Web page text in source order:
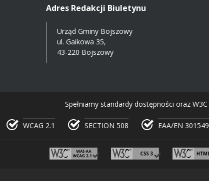
Adres Redakcji Biuletynu
Urząd Gminy Bojszowy
ul. Gaikowa 35,
43-220 Bojszowy
Spełniamy standardy dostępności oraz W3C
WCAG 2.1 SECTION 508 EAA/EN 301549